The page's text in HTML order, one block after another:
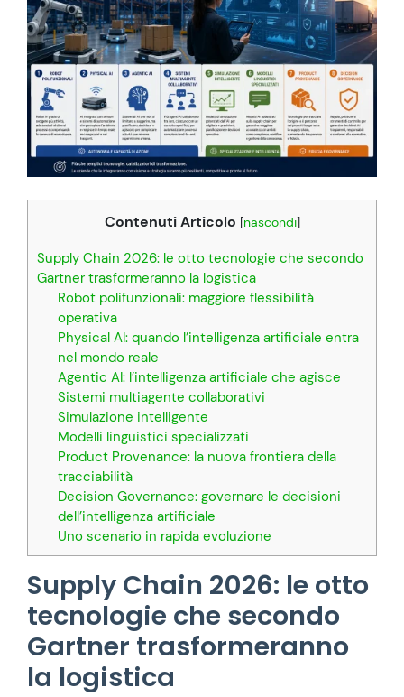
Contenuti Articolo [nascondi]
Supply Chain 2026: le otto tecnologie che secondo
Gartner trasformeranno la logistica
Robot polifunzionali: maggiore flessibilità
operativa
Physical AI: quando l’intelligenza artificiale entra
nel mondo reale
Agentic AI: l’intelligenza artificiale che agisce
Sistemi multiagente collaborativi
Simulazione intelligente
Modelli linguistici specializzati
Product Provenance: la nuova frontiera della
tracciabilità
Decision Governance: governare le decisioni
dell’intelligenza artificiale
Uno scenario in rapida evoluzione
Supply Chain 2026: le otto
tecnologie che secondo
Gartner trasformeranno
la logistica